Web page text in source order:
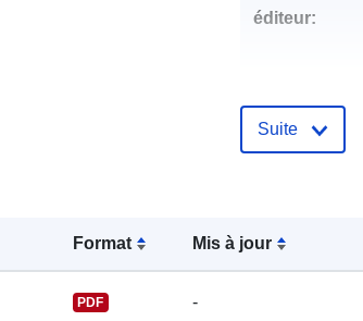
Format Mis à jour
PDF -
éditeur:
contact:
Suite